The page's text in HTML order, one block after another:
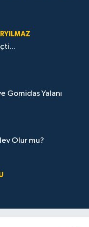
Gomidas Yalanı
Olur mu?